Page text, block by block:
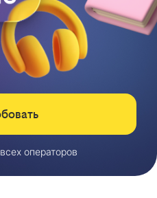
операторов